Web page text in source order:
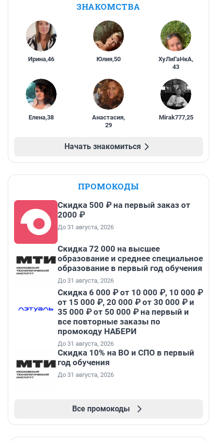
ЗНАКОМСТВА
Ирина,46 Юлия,50 ХуЛиГаНкА,
43
Елена,38 Анастасия,
29
Mirak777,25
Начать знакомиться
ПРОМОКОДЫ
Скидка 500 ₽ на первый заказ от
2000 ₽
До 31 августа, 2026
Скидка 72 000 на высшее
образование и среднее специальное
образование в первый год обучения
До 31 августа, 2026
Скидка 6 000 ₽ от 10 000 ₽, 10 000 ₽
от 15 000 ₽, 20 000 ₽ от 30 000 ₽ и
35 000 ₽ от 50 000 ₽ на первый и
все повторные заказы по
промокоду НАБЕРИ
До 31 августа, 2026
Скидка 10% на ВО и СПО в первый
год обучения
До 31 августа, 2026
Все промокоды